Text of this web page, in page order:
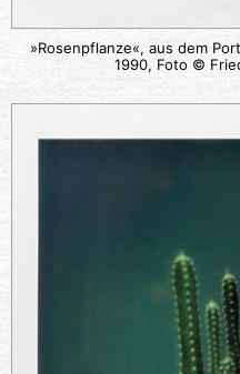
»Rosenpflanze«, aus dem
1990, Foto ©